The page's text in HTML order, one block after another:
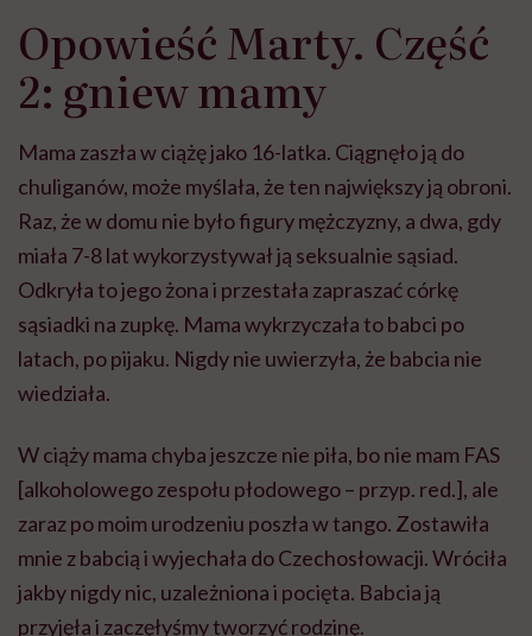
Opowieść Marty. Część
2: gniew mamy
Mama zaszła w ciążę jako 16-latka. Ciągnęło ją do
chuliganów, może myślała, że ten największy ją obroni.
Raz, że w domu nie było figury mężczyzny, a dwa, gdy
miała 7-8 lat wykorzystywał ją seksualnie sąsiad.
Odkryła to jego żona i przestała zapraszać córkę
sąsiadki na zupkę. Mama wykrzyczała to babci po
latach, po pijaku. Nigdy nie uwierzyła, że babcia nie
wiedziała.
W ciąży mama chyba jeszcze nie piła, bo nie mam FAS
[alkoholowego zespołu płodowego – przyp. red.], ale
zaraz po moim urodzeniu poszła w tango. Zostawiła
mnie z babcią i wyjechała do Czechosłowacji. Wróciła
jakby nigdy nic, uzależniona i pocięta. Babcia ją
przyjęła i zaczęłyśmy tworzyć rodzinę.